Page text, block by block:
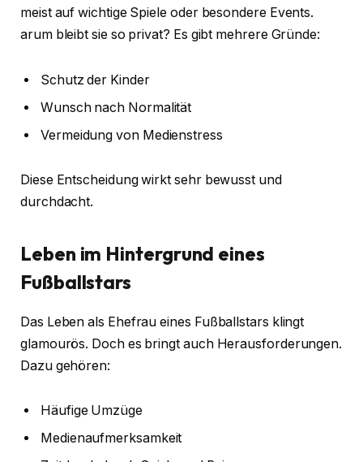
meist auf wichtige Spiele oder besondere Events.
arum bleibt sie so privat? Es gibt mehrere Gründe:
Schutz der Kinder
Wunsch nach Normalität
Vermeidung von Medienstress
Diese Entscheidung wirkt sehr bewusst und
durchdacht.
Leben im Hintergrund eines
Fußballstars
Das Leben als Ehefrau eines Fußballstars klingt
glamourös. Doch es bringt auch Herausforderungen.
Dazu gehören:
Häufige Umzüge
Medienaufmerksamkeit